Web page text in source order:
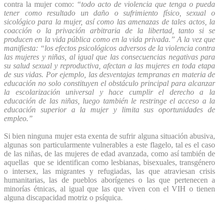
contra la mujer como: “todo acto de violencia que tenga o pueda
tener como resultado un daño o sufrimiento físico, sexual o
sicológico para la mujer, así como las amenazas de tales actos, la
coacción o la privación arbitraria de la libertad, tanto si se
producen en la vida pública como en la vida privada.” A la vez que
manifiesta: “los efectos psicológicos adversos de la violencia contra
las mujeres y niñas, al igual que las consecuencias negativas para
su salud sexual y reproductiva, afectan a las mujeres en toda etapa
de sus vidas. Por ejemplo, las desventajas tempranas en materia de
educación no solo constituyen el obstáculo principal para alcanzar
la escolarización universal y hace cumplir el derecho a la
educación de las niñas, luego también le restringe el acceso a la
educación superior a la mujer y limita sus oportunidades de
empleo.”
Si bien ninguna mujer esta exenta de sufrir alguna situación abusiva,
algunas son particularmente vulnerables a este flagelo, tal es el caso
de las niñas, de las mujeres de edad avanzada, como así también de
aquellas que se identifican como lesbianas, bisexuales, transgénero
o intersex, las migrantes y refugiadas, las que atraviesan crisis
humanitarias, las de pueblos aborígenes o las que pertenecen a
minorías étnicas, al igual que las que viven con el VIH o tienen
alguna discapacidad motriz o psíquica.